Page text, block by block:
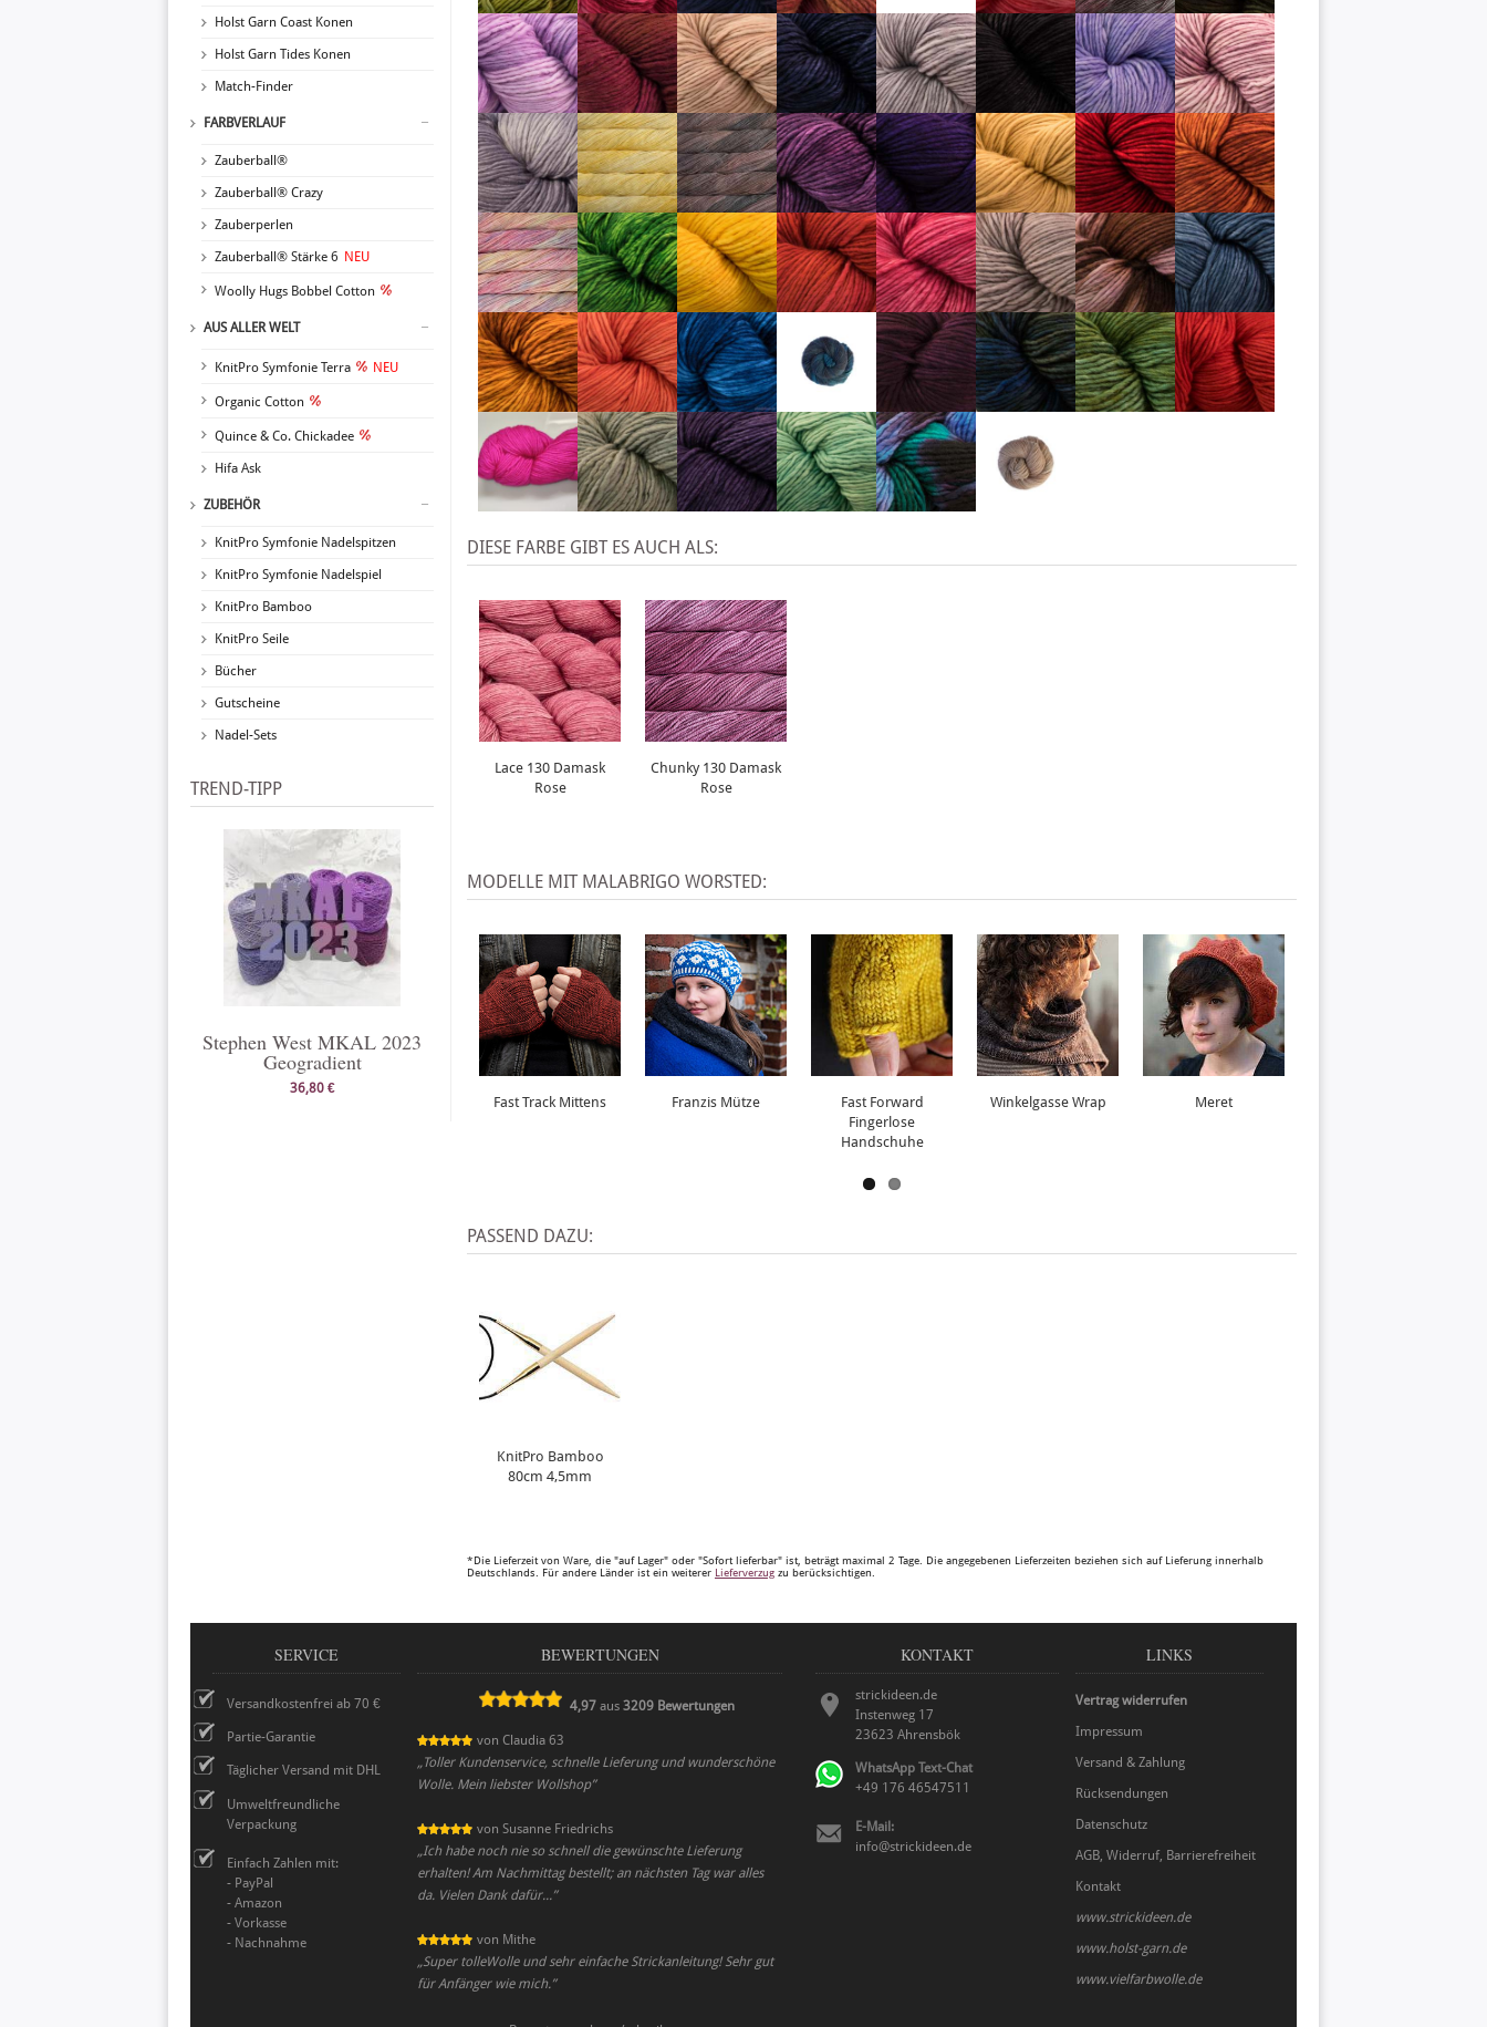
Holst Garn Coast Konen
Holst Garn Tides Konen
Match-Finder
FARBVERLAUF
Zauberball®
Zauberball® Crazy
Zauberperlen
Zauberball® Stärke 6 NEU
Woolly Hugs Bobbel Cotton
AUS ALLER WELT
KnitPro Symfonie Terra NEU
Organic Cotton
Quince & Co. Chickadee
Hifa Ask
ZUBEHÖR
KnitPro Symfonie Nadelspitzen
KnitPro Symfonie Nadelspiel
KnitPro Bamboo
KnitPro Seile
Bücher
Gutscheine
Nadel-Sets
TREND-TIPP
Stephen West MKAL 2023
Geogradient
36,80 €
DIESE FARBE GIBT ES AUCH ALS:
Lace 130 Damask
Rose
Chunky 130 Damask
Rose
MODELLE MIT MALABRIGO WORSTED:
Fast Track Mittens Franzis Mütze
Fast Forward
Fingerlose
Handschuhe
Winkelgasse Wrap Meret
PASSEND DAZU:
KnitPro Bamboo
80cm 4,5mm
*Die Lieferzeit von Ware, die "auf Lager" oder "Sofort lieferbar" ist, beträgt maximal 2 Tage. Die angegebenen Lieferzeiten beziehen sich auf Lieferung innerhalb
Deutschlands. Für andere Länder ist ein weiterer Lieferverzug zu berücksichtigen.
SERVICE
Versandkostenfrei ab 70 €
Partie-Garantie
Täglicher Versand mit DHL
Umweltfreundliche
Verpackung
Einfach Zahlen mit:
- PayPal
- Amazon
- Vorkasse
- Nachnahme
BEWERTUNGEN
4,97 aus3209 Bewertungen
von Claudia 63
„Toller Kundenservice, schnelle Lieferung und wunderschöne
Wolle. Mein liebster Wollshop”
von Susanne Friedrichs
„Ich habe noch nie so schnell die gewünschte Lieferung
erhalten! Am Nachmittag bestellt; an nächsten Tag war alles
da. Vielen Dank dafür...”
von Mithe
„Super tolleWolle und sehr einfache Strickanleitung! Sehr gut
für Anfänger wie mich.”
KONTAKT
strickideen.de
Instenweg 17
23623 Ahrensbök
WhatsApp Text-Chat
+49 176 46547511
E-Mail:
info@strickideen.de
LINKS
Vertrag widerrufen
Impressum
Versand & Zahlung
Rücksendungen
Datenschutz
AGB, Widerruf, Barrierefreiheit
Kontakt
www.strickideen.de
www.holst-garn.de
www.vielfarbwolle.de